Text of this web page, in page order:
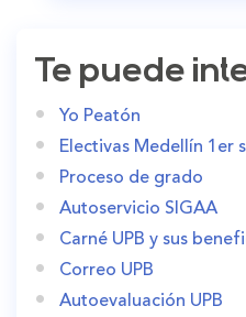
Te puede
Yo Peatón
Electivas Medellín 1er
Proceso de grado
Autoservicio SIGAA
Carné UPB y sus
Correo UPB
Autoevaluación UPB